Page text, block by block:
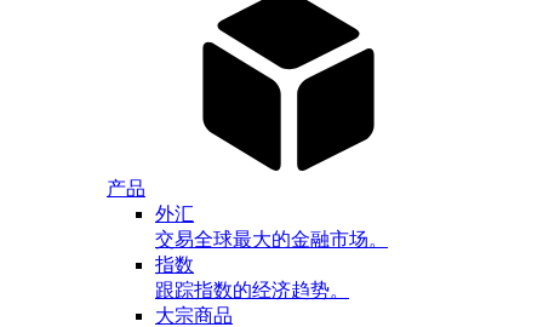
产品
外汇
交易全球最大的金融市场。
指数
跟踪指数的经济趋势。
大宗商品